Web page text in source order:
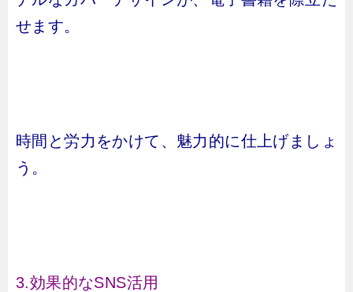
せます。
時間と労力をかけて、魅力的に仕上げましょ
う。
3.効果的なSNS活用